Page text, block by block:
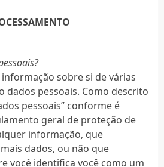
sobre si de várias
dados pessoais. Como descrito
pessoais” conforme é
geral de proteção de
informação, que
dados, ou não que
você identifica você como um